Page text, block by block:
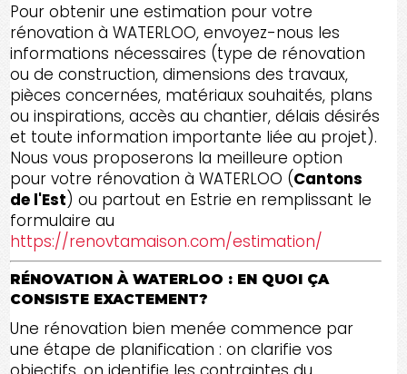
Pour obtenir une estimation pour votre
rénovation à WATERLOO, envoyez-nous les
informations nécessaires (type de rénovation
ou de construction, dimensions des travaux,
pièces concernées, matériaux souhaités, plans
ou inspirations, accès au chantier, délais désirés
et toute information importante liée au projet).
Nous vous proposerons la meilleure option
pour votre rénovation à WATERLOO (Cantons
de l'Est) ou partout en Estrie en remplissant le
formulaire au
https://renovtamaison.com/estimation/
RÉNOVATION À WATERLOO : EN QUOI ÇA
CONSISTE EXACTEMENT?
Une rénovation bien menée commence par
une étape de planification : on clarifie vos